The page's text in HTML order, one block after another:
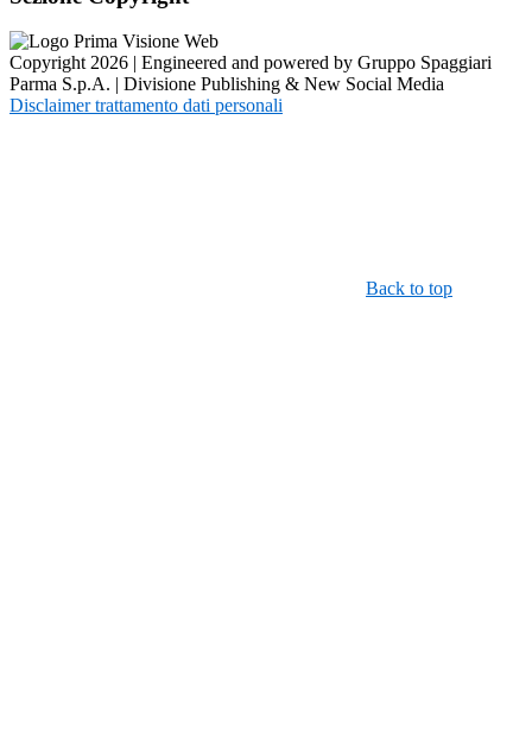
Copyright 2026 | Engineered and powered by Gruppo Spaggiari
Parma S.p.A. | Divisione Publishing & New Social Media
Disclaimer trattamento dati personali
Back to top